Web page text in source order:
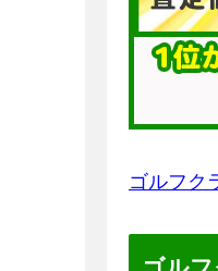
ゴルフク